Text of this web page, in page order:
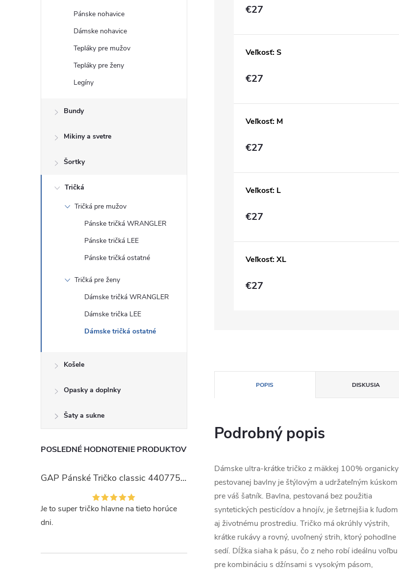
Pánske nohavice
Dámske nohavice
Tepláky pre mužov
Tepláky pre ženy
Legíny
Bundy
Mikiny a svetre
Šortky
Tričká
Tričká pre mužov
Pánske tričká WRANGLER
Pánske tričká LEE
Pánske tričká ostatné
Tričká pre ženy
Dámske tričká WRANGLER
Dámske trička LEE
Dámske tričká ostatné
Košele
Opasky a doplnky
Šaty a sukne
POSLEDNÉ HODNOTENIE PRODUKTOV
GAP Pánské Tričko classic 440775-00
Je to super tričko hlavne na tieto horúce
dni.
€27
Veľkosť: S
€27
Veľkosť: M
€27
Veľkosť: L
€27
Veľkosť: XL
€27
POPIS DISKUSIA
Podrobný popis
Dámske ultra-krátke tričko z mäkkej 100% organicky
pestovanej bavlny je štýlovým a udržateľným kúskom
pre váš šatník. Bavlna, pestovaná bez použitia
syntetických pesticídov a hnojív, je šetrnejšia k ľuďom
aj životnému prostrediu. Tričko má okrúhly výstrih,
krátke rukávy a rovný, uvoľnený strih, ktorý pohodlne
sedí. Dĺžka siaha k pásu, čo z neho robí ideálnu voľbu
pre kombináciu s džínsami s vysokým pásom,